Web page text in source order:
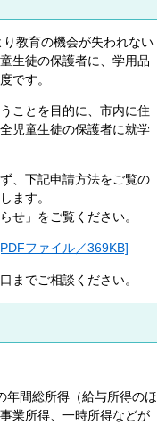
教育の機会が失われない
生徒の保護者に、学用品
です。
ことを目的に、市内に住
児童生徒の保護者に就学
、下記申請方法をご覧の
ます。
せ」をご覧ください。
ファイル／369KB]
までご相談ください。
間総所得（給与所得のほ
業所得、一時所得などが